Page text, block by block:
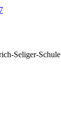
Seliger-Schule